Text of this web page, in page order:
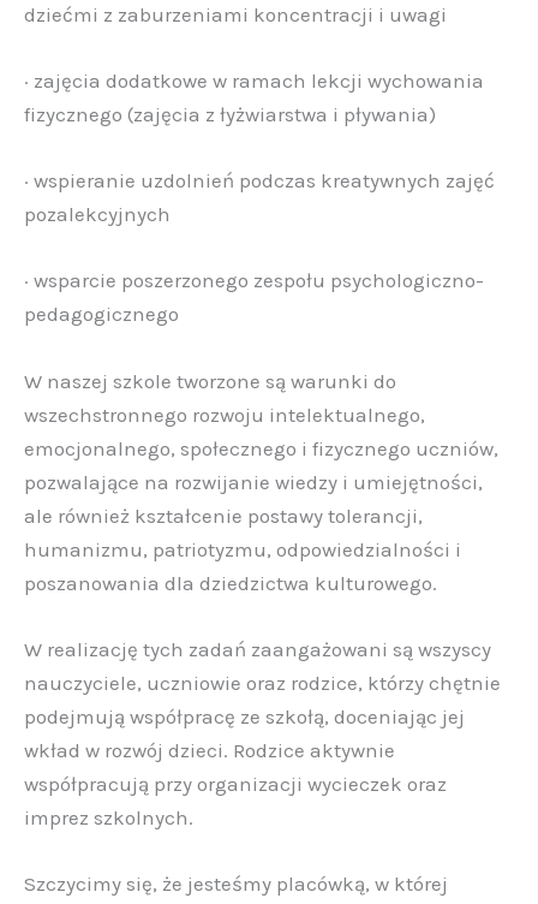
dziećmi z zaburzeniami koncentracji i uwagi
· zajęcia dodatkowe w ramach lekcji wychowania
fizycznego (zajęcia z łyżwiarstwa i pływania)
· wspieranie uzdolnień podczas kreatywnych zajęć
pozalekcyjnych
· wsparcie poszerzonego zespołu psychologiczno-
pedagogicznego
W naszej szkole tworzone są warunki do
wszechstronnego rozwoju intelektualnego,
emocjonalnego, społecznego i fizycznego uczniów,
pozwalające na rozwijanie wiedzy i umiejętności,
ale również kształcenie postawy tolerancji,
humanizmu, patriotyzmu, odpowiedzialności i
poszanowania dla dziedzictwa kulturowego.
W realizację tych zadań zaangażowani są wszyscy
nauczyciele, uczniowie oraz rodzice, którzy chętnie
podejmują współpracę ze szkołą, doceniając jej
wkład w rozwój dzieci. Rodzice aktywnie
współpracują przy organizacji wycieczek oraz
imprez szkolnych.
Szczycimy się, że jesteśmy placówką, w której